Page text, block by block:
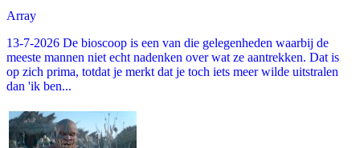
Array
13-7-2026 De bioscoop is een van die gelegenheden waarbij de
meeste mannen niet echt nadenken over wat ze aantrekken. Dat is
op zich prima, totdat je merkt dat je toch iets meer wilde uitstralen
dan 'ik ben...